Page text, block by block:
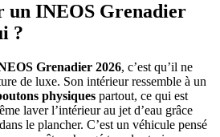
un INEOS Grenadier
?
Grenadier 2026, c’est qu’il ne
de luxe. Son intérieur ressemble à un
physiques partout, ce qui est
laver l’intérieur au jet d’eau grâce
le plancher. C’est un véhicule pensé